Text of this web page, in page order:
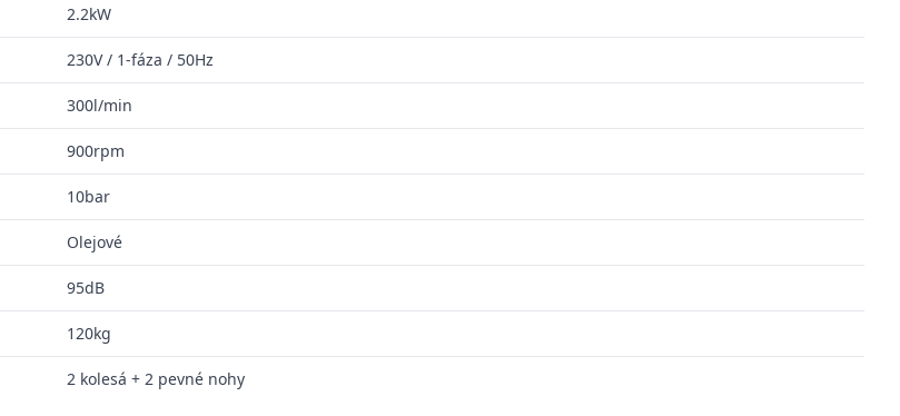
2.2kW
230V / 1-fáza / 50Hz
300l/min
900rpm
10bar
Olejové
95dB
120kg
2 kolesá + 2 pevné nohy